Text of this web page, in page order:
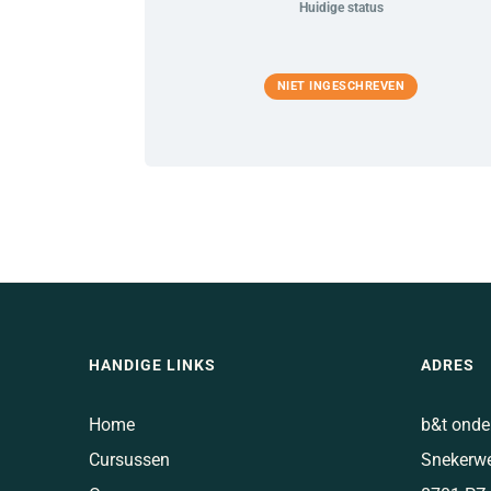
Huidige status
NIET INGESCHREVEN
HANDIGE LINKS
Home
Cursussen
ADRES
b&t